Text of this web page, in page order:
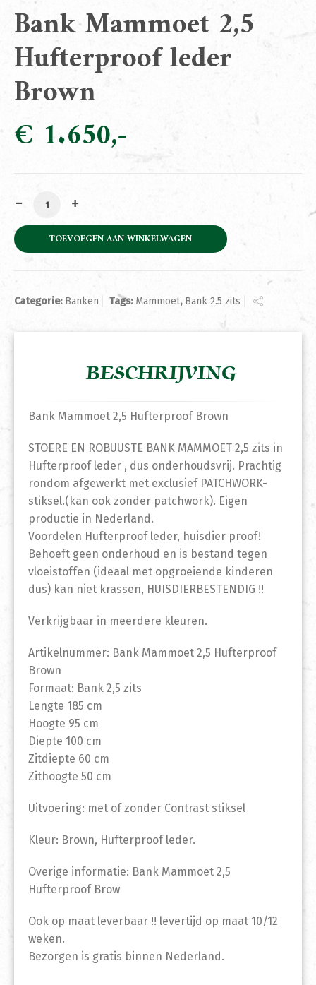
Bank Mammoet 2,5
Hufterproof leder
Brown
€ 1.650
Bank Mammoet 2,5 Hufterproof leder Brown aantal
TOEVOEGEN AAN WINKELWAGEN
Categorie: Banken Tags: Mammoet, Bank 2.5 zits
BESCHRIJVING
Bank Mammoet 2,5 Hufterproof Brown
STOERE EN ROBUUSTE BANK MAMMOET 2,5 zits in
Hufterproof leder , dus onderhoudsvrij. Prachtig
rondom afgewerkt met exclusief PATCHWORK-
stiksel.(kan ook zonder patchwork). Eigen
productie in Nederland.
Voordelen Hufterproof leder, huisdier proof!
Behoeft geen onderhoud en is bestand tegen
vloeistoffen (ideaal met opgroeiende kinderen
dus) kan niet krassen, HUISDIERBESTENDIG !!
Verkrijgbaar in meerdere kleuren.
Artikelnummer: Bank Mammoet 2,5 Hufterproof
Brown
Formaat: Bank 2,5 zits
Lengte 185 cm
Hoogte 95 cm
Diepte 100 cm
Zitdiepte 60 cm
Zithoogte 50 cm
Uitvoering: met of zonder Contrast stiksel
Kleur: Brown, Hufterproof leder.
Overige informatie: Bank Mammoet 2,5
Hufterproof Brow
Ook op maat leverbaar !! levertijd op maat 10/12
weken.
Bezorgen is gratis binnen Nederland.